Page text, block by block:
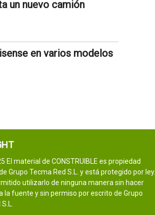
un nuevo camión
en varios modelos
El material de CONSTRUIBLE es propiedad
Grupo Tecma Red S.L. y está protegido por ley.
utilizarlo de ninguna manera sin hacer
la fuente y sin permiso por escrito de Grupo